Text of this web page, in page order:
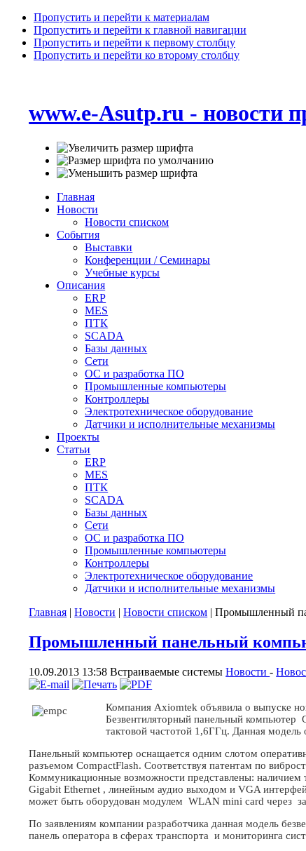
Пропустить и перейти к материалам
Пропустить и перейти к главной навигации
Пропустить и перейти к первому столбцу
Пропустить и перейти ко второму столбцу
www.e-Asutp.ru - новости
Главная
Новости
Новости списком
События
Выставки
Конференции / Семинары
Учебные курсы
Описания
ERP
MES
ПТК
SCADA
Базы данных
Сети
ОС и разработка ПО
Промышленные компьютеры
Контроллеры
Электротехническое оборудование
Датчики и исполнительные механизмы
Проекты
Статьи
ERP
MES
ПТК
SCADA
Базы данных
Сети
ОС и разработка ПО
Промышленные компьютеры
Контроллеры
Электротехническое оборудование
Датчики и исполнительные механизмы
Главная |Новости |Новости списком | Промышленный
Промышленный панельный
10.09.2013 13:58Встраиваемые системыНовости-
Компания Axiomtek объявила о выпуске
Безвентиляторный панельный компьютер
тактовой частотой 1,6ГГц. Данная
Панельный компьютер оснащается одним слотом
разъемом CompactFlash. Соответствуя патентам по
Коммуникационные возможности представлены:
Gigabit Ethernet , линейным аудио выходом и VGA
может быть оборудован модулем WLAN mini card через
По заявлениям компании разработчика данная модель
панель оператора в сферах транспорта и мониторинга